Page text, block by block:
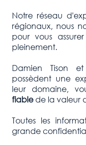
Notre réseau
régionaux, nous
pour vous
pleinement.
Damien Tison
possèdent une
leur domaine,
fiablede la valeur
Toutes les
grande